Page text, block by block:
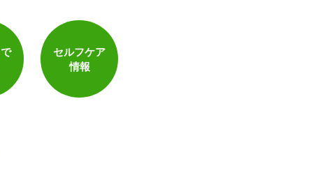
セルフケア
情報